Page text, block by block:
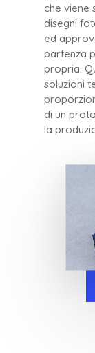
che viene
disegni
ed
partenza
propria.
soluzioni
di un
la